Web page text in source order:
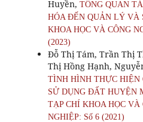
Huyền, TỔNG QUAN
HÓA ĐẾN QUẢN LÝ VÀ
KHOA HỌC VÀ CÔNG
(2023)
Đỗ Thị Tám, Trần Thị
Thị Hồng Hạnh,
TÌNH HÌNH THỰC HIỆN
SỬ DỤNG ĐẤT HUYỆN
TẠP CHÍ KHOA HỌC VÀ
NGHIỆP: Số 6 (2021)